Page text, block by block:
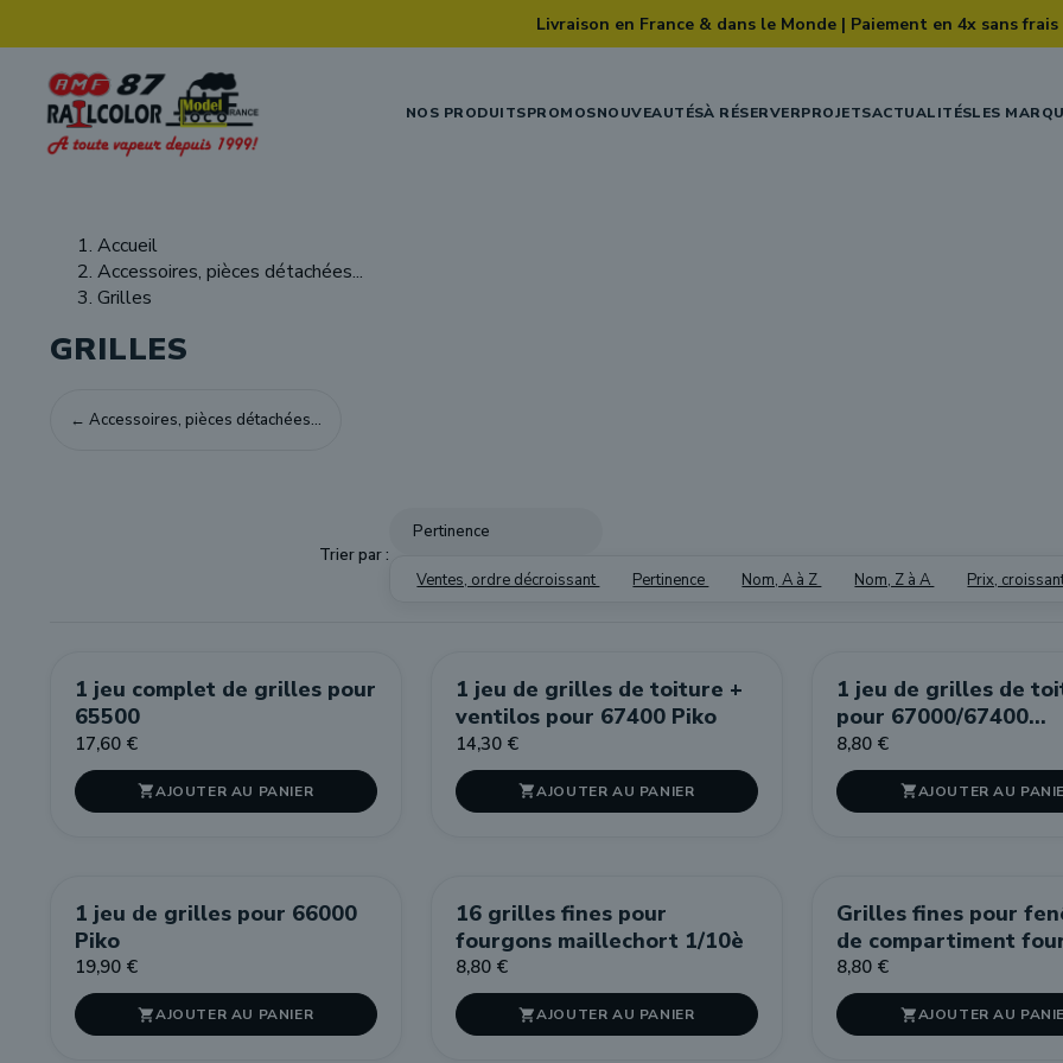
Livraison en France & dans le Monde | Paiement en 4x sans frais
NOS PRODUITSPROMOSNOUVEAUTÉSÀ RÉSERVERPROJETSACTUALITÉSLES
Accueil
Accessoires, pièces détachées...
Grilles
GRILLES
← Accessoires, pièces détachées...
Trier par :
Pertinence
Ventes, ordre décroissant Pertinence Nom, A à Z Nom, Z à A Prix,
1 jeu complet de grilles pour
65500
17,60 €
AJOUTER AU PANIER
1 jeu de grilles de toiture +
ventilos pour 67400 Piko
14,30 €
AJOUTER AU PANIER
1 jeu de grilles de
pour 67000/67400
Jouef/Lima
8,80 €
AJOUTER AU
1 jeu de grilles pour 66000
Piko
19,90 €
AJOUTER AU PANIER
16 grilles fines pour
fourgons maillechort 1/10è
8,80 €
AJOUTER AU PANIER
Grilles fines pour
de compartiment
B4D/C4D
8,80 €
AJOUTER AU